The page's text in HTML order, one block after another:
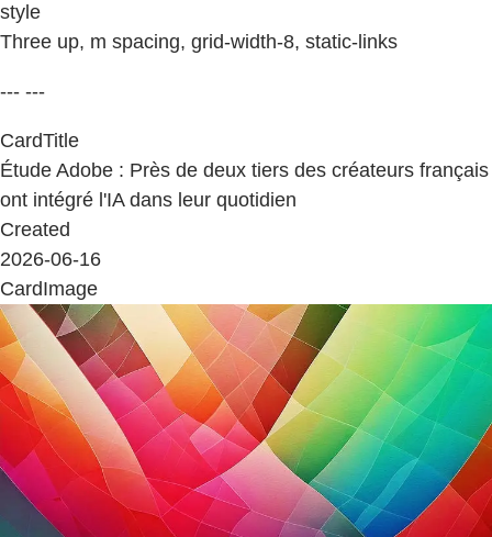
style
Three up, m spacing, grid-width-8, static-links
--- ---
CardTitle
Étude Adobe : Près de deux tiers des créateurs français
ont intégré l'IA dans leur quotidien
Created
2026-06-16
CardImage